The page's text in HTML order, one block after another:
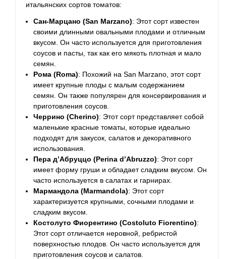
итальянских сортов томатов:
Сан-Марцано (San Marzano): Этот сорт известен
своими длинными овальными плодами и отличным
вкусом. Он часто используется для приготовления
соусов и пасты, так как его мякоть плотная и мало
семян.
Рома (Roma): Похожий на San Marzano, этот сорт
имеет крупные плоды с малым содержанием
семян. Он также популярен для консервирования и
приготовления соусов.
Черрино (Cherino): Этот сорт представляет собой
маленькие красные томаты, которые идеально
подходят для закусок, салатов и декоративного
использования.
Пера д’Абруццо (Perina d’Abruzzo): Этот сорт
имеет форму груши и обладает сладким вкусом. Он
часто используется в салатах и гарнирах.
Мармандола (Marmandola): Этот сорт
характеризуется крупными, сочными плодами и
сладким вкусом.
Костолуто Фиорентино (Costoluto Fiorentino):
Этот сорт отличается неровной, ребристой
поверхностью плодов. Он часто используется для
приготовления соусов и салатов.